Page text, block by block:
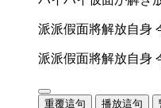
派派假面將解放自身
派派假面將解放自身
重覆這句 播放這句